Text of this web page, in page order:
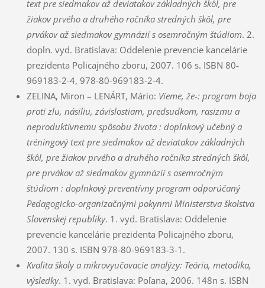
text pre siedmakov až deviatakov základných škôl, pre
žiakov prvého a druhého ročníka stredných škôl, pre
prvákov až siedmakov gymnázií s osemročným štúdiom. 2.
dopln. vyd. Bratislava: Oddelenie prevencie kancelárie
prezidenta Policajného zboru, 2007. 106 s. ISBN 80-
969183-2-4, 978-80-969183-2-4.
ZELINA, Miron – LENÁRT, Mário: Vieme, že-: program boja
proti zlu, násiliu, závislostiam, predsudkom, rasizmu a
neproduktívnemu spôsobu života : doplnkový učebný a
tréningový text pre siedmakov až deviatakov základných
škôl, pre žiakov prvého a druhého ročníka stredných škôl,
pre prvákov až siedmakov gymnázií s osemročným
štúdiom : doplnkový preventívny program odporúčaný
Pedagogicko-organizačnými pokynmi Ministerstva školstva
Slovenskej republiky. 1. vyd. Bratislava: Oddelenie
prevencie kancelárie prezidenta Policajného zboru,
2007. 130 s. ISBN 978-80-969183-3-1.
Kvalita školy a mikrovyučovacie analýzy: Teória, metodika,
výsledky. 1. vyd. Bratislava: Poľana, 2006. 148n s. ISBN